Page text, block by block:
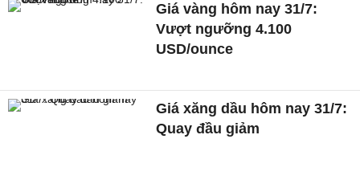
Giá vàng hôm nay 31/7:
Vượt ngưỡng 4.100
USD/ounce
Giá xăng dầu hôm nay 31/7:
Quay đầu giảm